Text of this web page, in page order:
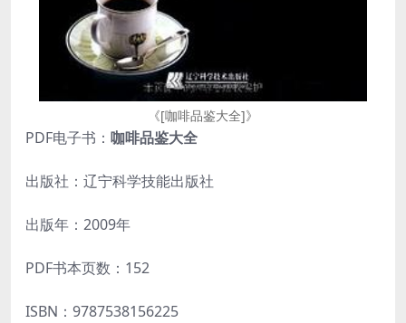
《[咖啡品鉴大全]》
PDF电子书： 咖啡品鉴大全
出版社：辽宁科学技能出版社
出版年：2009年
PDF书本页数：152
ISBN：9787538156225